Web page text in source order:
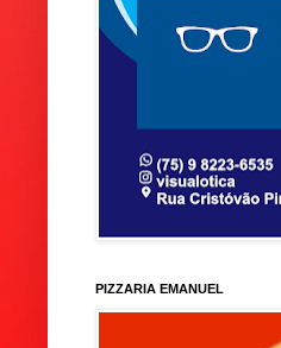
PIZZARIA EMANUEL